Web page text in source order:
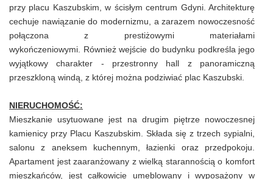
przy placu Kaszubskim, w ścisłym centrum Gdyni. Architekturę
cechuje nawiązanie do modernizmu, a zarazem nowoczesność
połączona z prestiżowymi materiałami
wykończeniowymi. Również wejście do budynku podkreśla jego
wyjątkowy charakter - przestronny hall z panoramiczną
przeszkloną windą, z której można podziwiać plac Kaszubski.
NIERUCHOMOŚĆ:
Mieszkanie usytuowane jest na drugim piętrze nowoczesnej
kamienicy przy Placu Kaszubskim. Składa się z trzech sypialni,
salonu z aneksem kuchennym, łazienki oraz przedpokoju.
Apartament jest zaaranżowany z wielką starannością o komfort
mieszkańców, jest całkowicie umeblowany i wyposażony w